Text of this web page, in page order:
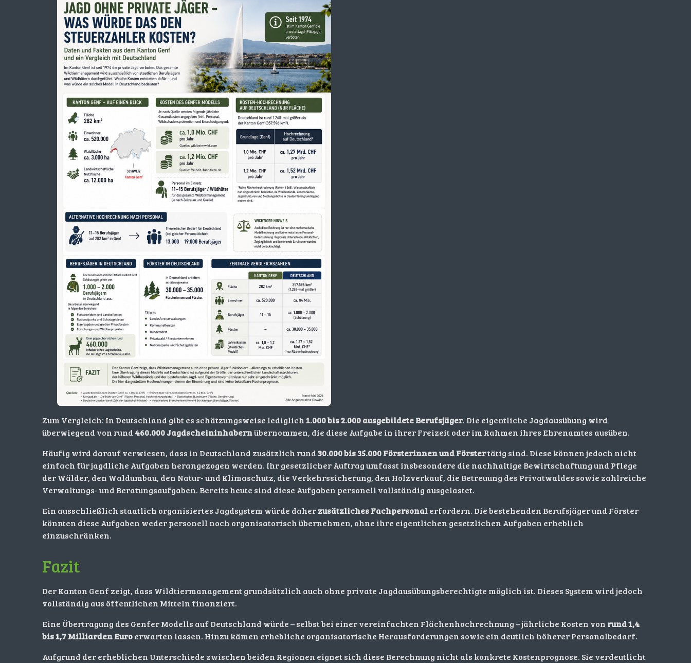
Zum Vergleich: In Deutschland gibt es schätzungsweise lediglich1.000 bis 2.000 ausgebildete Berufsjäger. Die eigentliche Jagdausübung wird
überwiegend von rund 460.000 Jagdscheininhabernübernommen, die diese Aufgabe in ihrer Freizeit oder im Rahmen ihres Ehrenamtes ausüben.
Häufig wird darauf verwiesen, dass in Deutschland zusätzlich rund 30.000 bis 35.000 Försterinnen und Förstertätig sind. Diese können jedoch nicht
einfach für jagdliche Aufgaben herangezogen werden. Ihr gesetzlicher Auftrag umfasst insbesondere die nachhaltige Bewirtschaftung und Pflege
der Wälder, den Waldumbau, den Natur- und Klimaschutz, die Verkehrssicherung, den Holzverkauf, die Betreuung des Privatwaldes sowie zahlreiche
Verwaltungs- und Beratungsaufgaben. Bereits heute sind diese Aufgaben personell vollständig ausgelastet.
Ein ausschließlich staatlich organisiertes Jagdsystem würde daherzusätzliches Fachpersonalerfordern. Die bestehenden Berufsjäger und Förster
könnten diese Aufgaben weder personell noch organisatorisch übernehmen, ohne ihre eigentlichen gesetzlichen Aufgaben erheblich
einzuschränken.
Fazit
Der Kanton Genf zeigt, dass Wildtiermanagement grundsätzlich auch ohne private Jagdausübungsberechtigte möglich ist. Dieses System wird jedoch
vollständig aus öffentlichen Mitteln finanziert.
Eine Übertragung des Genfer Modells auf Deutschland würde – selbst bei einer vereinfachten Flächenhochrechnung – jährliche Kosten von rund 1,4
bis 1,7 Milliarden Euroerwarten lassen. Hinzu kämen erhebliche organisatorische Herausforderungen sowie ein deutlich höherer Personalbedarf.
Aufgrund der erheblichen Unterschiede zwischen beiden Regionen eignet sich diese Berechnung nicht als konkrete Kostenprognose. Sie verdeutlicht